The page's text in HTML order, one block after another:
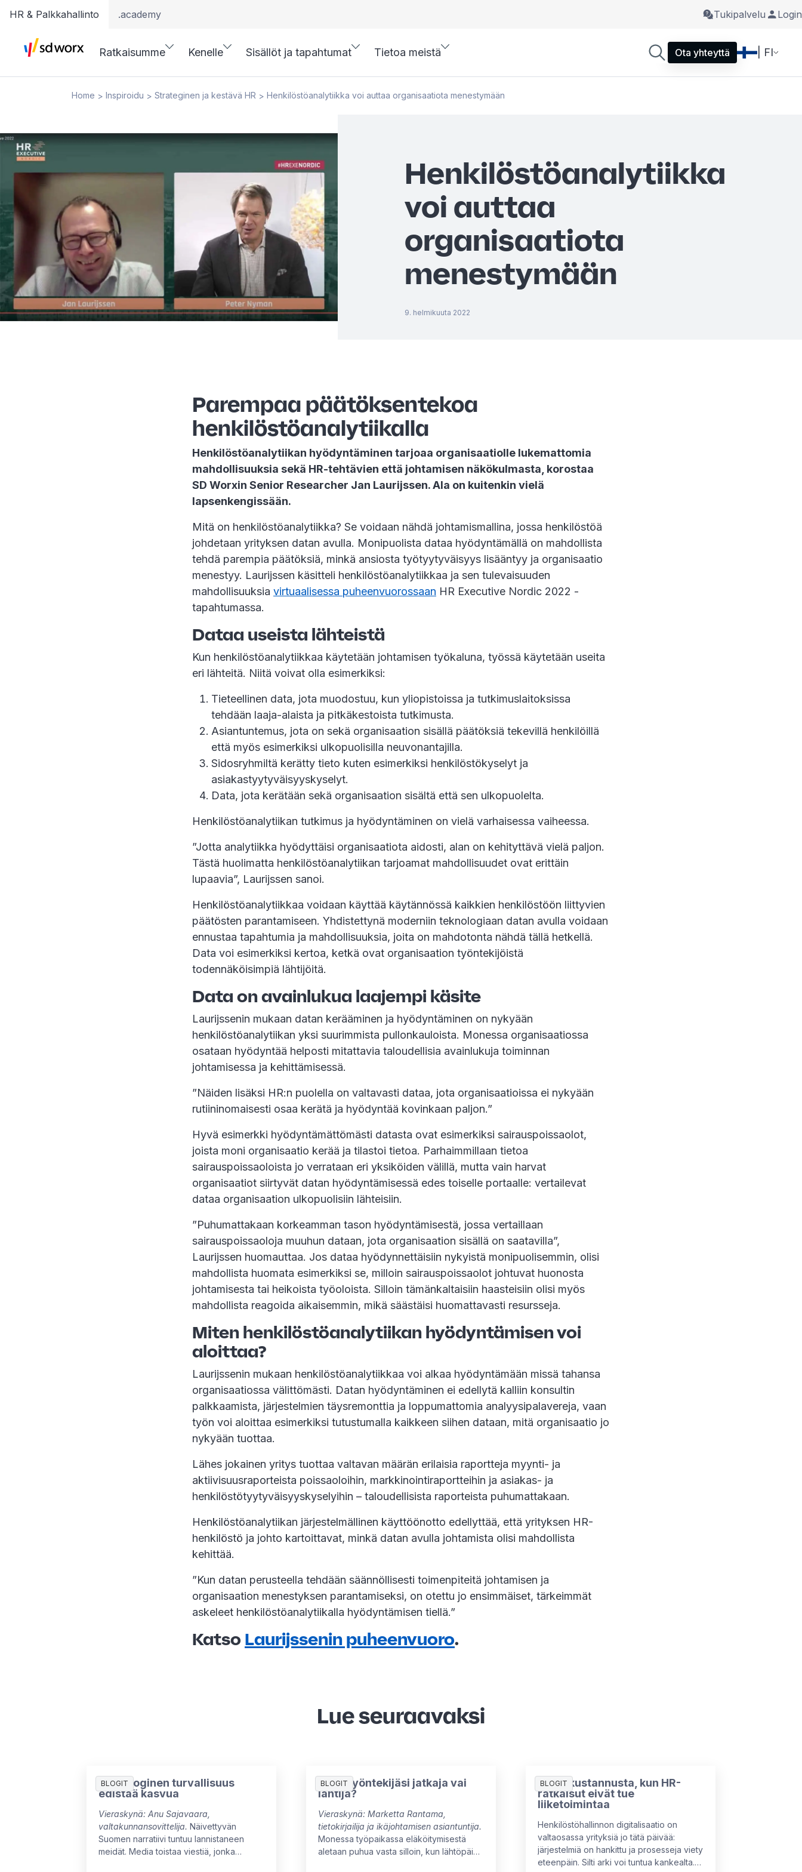
HR & Palkkahallinto .academy Tukipalvelu Login
Ratkaisumme Kenelle Sisällöt ja tapahtumat Tietoa meistä Ota yhteyttä | FI
Home > Inspiroidu > Strateginen ja kestävä HR > Henkilöstöanalytiikka voi auttaa organisaatiota menestymään
Henkilöstöanalytiikka
voi auttaa
organisaatiota
menestymään
9. helmikuuta 2022
Parempaa päätöksentekoa
henkilöstöanalytiikalla
Henkilöstöanalytiikan hyödyntäminen tarjoaa organisaatiolle lukemattomia
mahdollisuuksia sekä HR-tehtävien että johtamisen näkökulmasta, korostaa
SD Worxin Senior Researcher Jan Laurijssen. Ala on kuitenkin vielä
lapsenkengissään.
Mitä on henkilöstöanalytiikka? Se voidaan nähdä johtamismallina, jossa henkilöstöä
johdetaan yrityksen datan avulla. Monipuolista dataa hyödyntämällä on mahdollista
tehdä parempia päätöksiä, minkä ansiosta työtyytyväisyys lisääntyy ja organisaatio
menestyy. Laurijssen käsitteli henkilöstöanalytiikkaa ja sen tulevaisuuden
mahdollisuuksia virtuaalisessa puheenvuorossaan HR Executive Nordic 2022 -
tapahtumassa.
Dataa useista lähteistä
Kun henkilöstöanalytiikkaa käytetään johtamisen työkaluna, työssä käytetään useita
eri lähteitä. Niitä voivat olla esimerkiksi:
Tieteellinen data, jota muodostuu, kun yliopistoissa ja tutkimuslaitoksissa
tehdään laaja-alaista ja pitkäkestoista tutkimusta.
Asiantuntemus, jota on sekä organisaation sisällä päätöksiä tekevillä henkilöillä
että myös esimerkiksi ulkopuolisilla neuvonantajilla.
Sidosryhmiltä kerätty tieto kuten esimerkiksi henkilöstökyselyt ja
asiakastyytyväisyyskyselyt.
Data, jota kerätään sekä organisaation sisältä että sen ulkopuolelta.
Henkilöstöanalytiikan tutkimus ja hyödyntäminen on vielä varhaisessa vaiheessa.
”Jotta analytiikka hyödyttäisi organisaatiota aidosti, alan on kehityttävä vielä paljon.
Tästä huolimatta henkilöstöanalytiikan tarjoamat mahdollisuudet ovat erittäin
lupaavia”, Laurijssen sanoi.
Henkilöstöanalytiikkaa voidaan käyttää käytännössä kaikkien henkilöstöön liittyvien
päätösten parantamiseen. Yhdistettynä moderniin teknologiaan datan avulla voidaan
ennustaa tapahtumia ja mahdollisuuksia, joita on mahdotonta nähdä tällä hetkellä.
Data voi esimerkiksi kertoa, ketkä ovat organisaation työntekijöistä
todennäköisimpiä lähtijöitä.
Data on avainlukua laajempi käsite
Laurijssenin mukaan datan kerääminen ja hyödyntäminen on nykyään
henkilöstöanalytiikan yksi suurimmista pullonkauloista. Monessa organisaatiossa
osataan hyödyntää helposti mitattavia taloudellisia avainlukuja toiminnan
johtamisessa ja kehittämisessä.
”Näiden lisäksi HR:n puolella on valtavasti dataa, jota organisaatioissa ei nykyään
rutiininomaisesti osaa kerätä ja hyödyntää kovinkaan paljon.”
Hyvä esimerkki hyödyntämättömästi datasta ovat esimerkiksi sairauspoissaolot,
joista moni organisaatio kerää ja tilastoi tietoa. Parhaimmillaan tietoa
sairauspoissaoloista jo verrataan eri yksiköiden välillä, mutta vain harvat
organisaatiot siirtyvät datan hyödyntämisessä edes toiselle portaalle: vertailevat
dataa organisaation ulkopuolisiin lähteisiin.
”Puhumattakaan korkeamman tason hyödyntämisestä, jossa vertaillaan
sairauspoissaoloja muuhun dataan, jota organisaation sisällä on saatavilla”,
Laurijssen huomauttaa. Jos dataa hyödynnettäisiin nykyistä monipuolisemmin, olisi
mahdollista huomata esimerkiksi se, milloin sairauspoissaolot johtuvat huonosta
johtamisesta tai heikoista työoloista. Silloin tämänkaltaisiin haasteisiin olisi myös
mahdollista reagoida aikaisemmin, mikä säästäisi huomattavasti resursseja.
Miten henkilöstöanalytiikan hyödyntämisen voi
aloittaa?
Laurijssenin mukaan henkilöstöanalytiikkaa voi alkaa hyödyntämään missä tahansa
organisaatiossa välittömästi. Datan hyödyntäminen ei edellytä kalliin konsultin
palkkaamista, järjestelmien täysremonttia ja loppumattomia analyysipalavereja, vaan
työn voi aloittaa esimerkiksi tutustumalla kaikkeen siihen dataan, mitä organisaatio jo
nykyään tuottaa.
Lähes jokainen yritys tuottaa valtavan määrän erilaisia raportteja myynti- ja
aktiivisuusraporteista poissaoloihin, markkinointiraportteihin ja asiakas- ja
henkilöstötyytyväisyyskyselyihin – taloudellisista raporteista puhumattakaan.
Henkilöstöanalytiikan järjestelmällinen käyttöönotto edellyttää, että yrityksen HR-
henkilöstö ja johto kartoittavat, minkä datan avulla johtamista olisi mahdollista
kehittää.
”Kun datan perusteella tehdään säännöllisesti toimenpiteitä johtamisen ja
organisaation menestyksen parantamiseksi, on otettu jo ensimmäiset, tärkeimmät
askeleet henkilöstöanalytiikalla hyödyntämisen tiellä.”
Katso Laurijssenin puheenvuoro.
Lue seuraavaksi
BLOGIT
Psykologinen turvallisuus
edistää kasvua
Vieraskynä: Anu Sajavaara,
valtakunnansovittelija. Näivettyvän
Suomen narratiivi tuntuu lannistaneen
meidät. Media toistaa viestiä, jonka
BLOGIT
Onko työntekijäsi jatkaja vai
lähtijä?
Vieraskynä: Marketta Rantama,
tietokirjailija ja ikäjohtamisen asiantuntija.
Monessa työpaikassa eläköitymisestä
aletaan puhua vasta silloin, kun lähtöpäivä
BLOGIT
7 piilokustannusta, kun HR-
ratkaisut eivät tue
liiketoimintaa
Henkilöstöhallinnon digitalisaatio on
valtaosassa yrityksiä jo tätä päivää:
järjestelmiä on hankittu ja prosesseja viety
eteenpäin. Silti arki voi tuntua kankealta.